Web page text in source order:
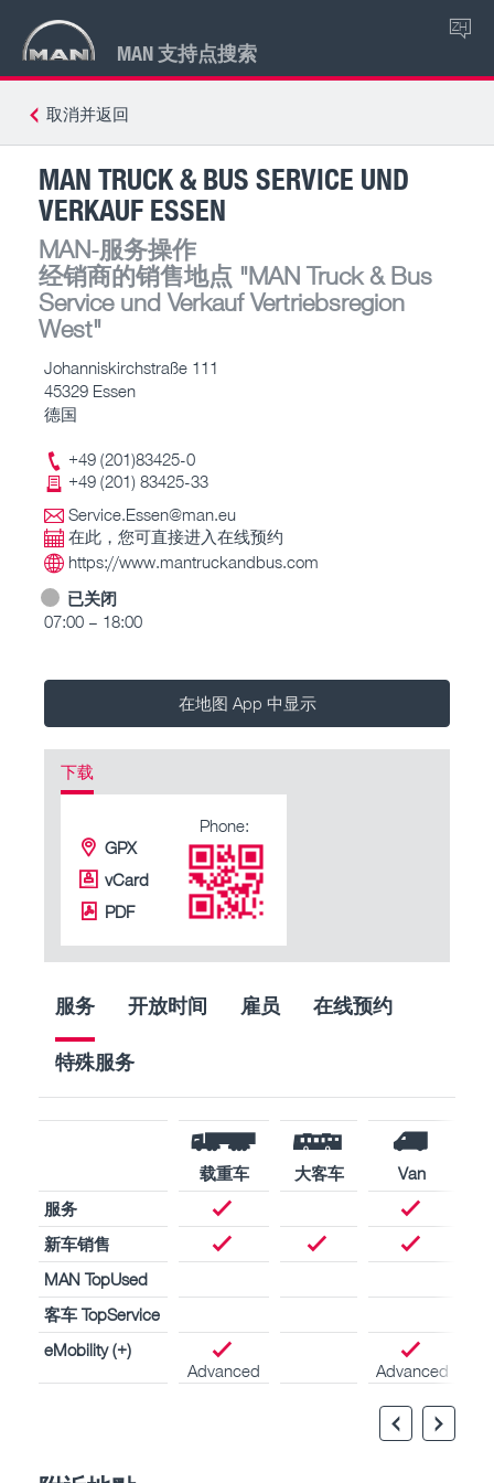
MAN 支持点搜索
ZH
取消并返回
MAN TRUCK & BUS SERVICE UND
VERKAUF ESSEN
MAN-服务操作
经销商的销售地点 "MAN Truck & Bus
Service und Verkauf Vertriebsregion
West"
Johanniskirchstraße 111
45329 Essen
德国
+49 (201)83425-0
+49 (201) 83425-33
Service.Essen@man.eu
在此，您可直接进入在线预约
https://www.mantruckandbus.com
已关闭
07:00 – 18:00
在地图 App 中显示
下载
GPX
vCard
PDF
Phone:
服务 开放时间 雇员 在线预约
特殊服务
载重车 大客车
Van
服务
新车销售
MAN TopUsed
客车 TopService
eMobility (+)
Advanced
Advanced